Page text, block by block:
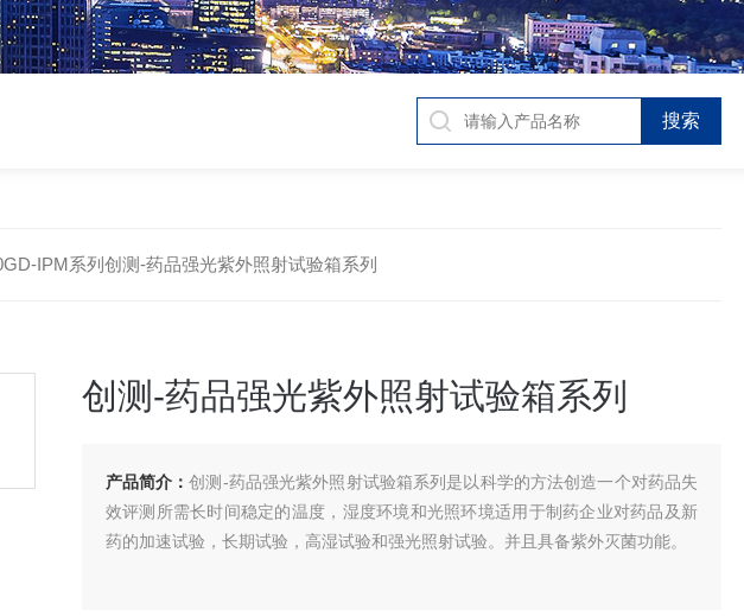
IPM系列创测-药品强光紫外照射试验箱系列
创测-药品强光紫外照射试验箱系列
产品简介：创测-药品强光紫外照射试验箱系列是以科学的方法创造一个对药品失
效评测所需长时间稳定的温度，湿度环境和光照环境适用于制药企业对药品及新
药的加速试验，长期试验，高湿试验和强光照射试验。并且具备紫外灭菌功能。